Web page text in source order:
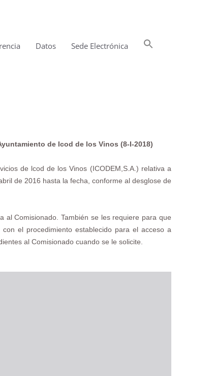
Datos Sede Electrónica
de Icod de los Vinos (8-I-2018)
de lcod de los Vinos (ICODEM,S.A.) relativa a
de 2016 hasta la fecha, conforme al desglose de
al Comisionado. También se les requiere para que
el procedimiento establecido para el acceso a
al Comisionado cuando se le solicite.